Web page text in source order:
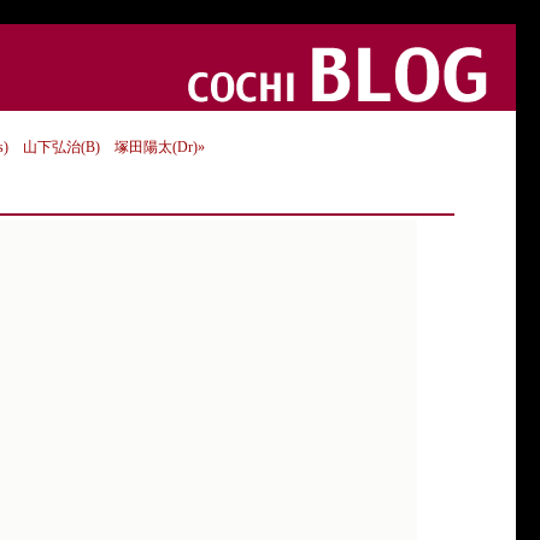
山下弘治(B) 塚田陽太(Dr)»